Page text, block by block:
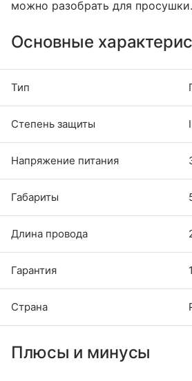
можно разобрать для просушки.
Основные
Тип
Степень защиты
Напряжение питания
Габариты
Длина провода
Гарантия
Страна
Плюсы и минусы